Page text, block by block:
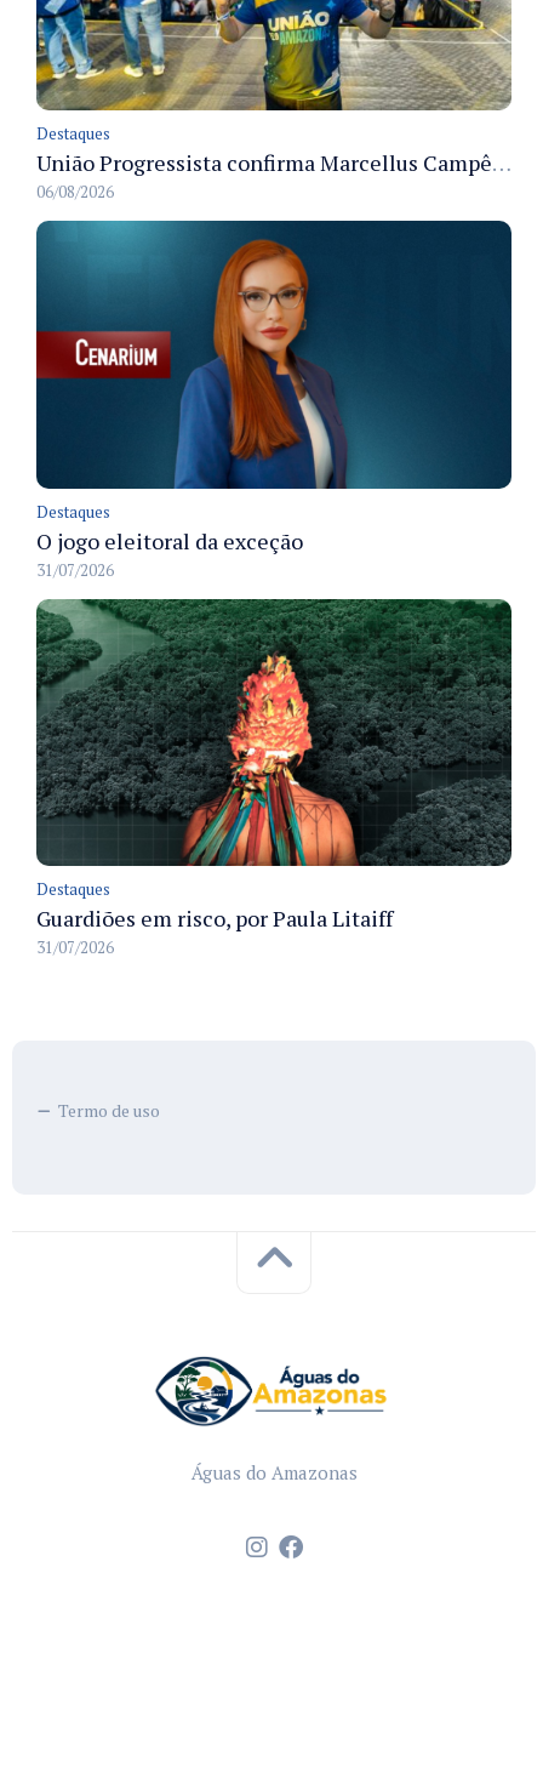
Destaques
União Progressista confirma Marcellus Campêlo como candidato a deputado estadual
06/08/2026
Destaques
O jogo eleitoral da exceção
31/07/2026
Destaques
Guardiões em risco, por Paula Litaiff
31/07/2026
Termo de uso
Águas do Amazonas